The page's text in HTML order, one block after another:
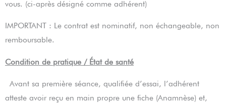
vous. (ci-après désigné comme adhérent)
IMPORTANT : Le contrat est nominatif, non échangeable, non
remboursable.
Condition de pratique / État de santé
Avant sa première séance, qualifiée d’essai, l’adhérent
atteste avoir reçu en main propre une fiche (Anamnèse) et,